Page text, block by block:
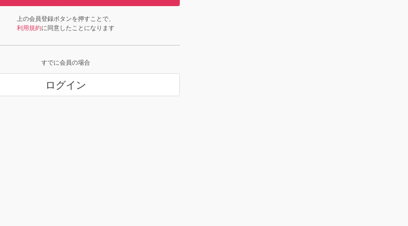
上の会員登録ボタンを押すことで、
利用規約に同意したことになります
すでに会員の場合
ログイン